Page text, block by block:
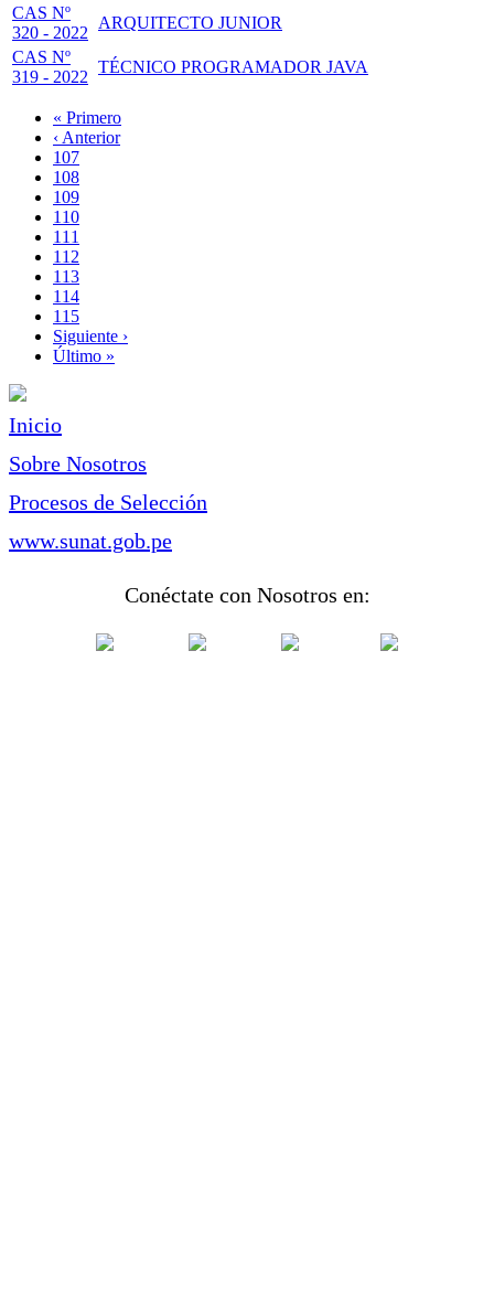
CAS Nº
320 - 2022
ARQUITECTO JUNIOR
CAS Nº
319 - 2022
TÉCNICO PROGRAMADOR JAVA
Paginación
Primera
página
« Primero
Página
anterior
‹ Anterior
Page
107
Page
108
Page
109
Page
110
Página
actual
111
Page
112
Page
113
Page
114
Page
115
Siguiente
página
Siguiente ›
Última
Último »
Inicio
Sobre Nosotros
Procesos de Selección
www.sunat.gob.pe
Conéctate con Nosotros en: